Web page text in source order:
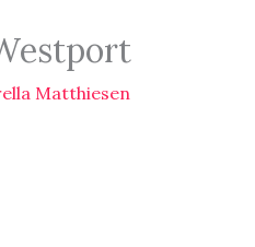
Matthiesen